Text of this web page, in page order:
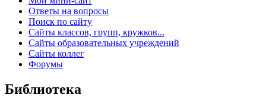
Ответы на вопросы
Поиск по сайту
Сайты классов, групп, кружков...
Сайты образовательных учреждений
Сайты коллег
Форумы
Библиотека